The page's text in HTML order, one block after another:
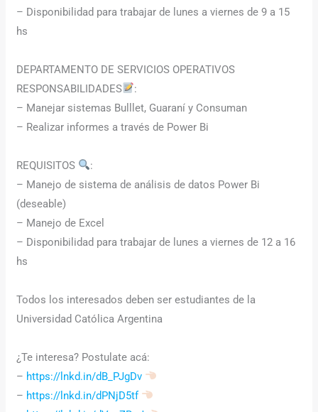
– Disponibilidad para trabajar de lunes a viernes de 9 a 15
hs
DEPARTAMENTO DE SERVICIOS OPERATIVOS
RESPONSABILIDADES
:
– Manejar sistemas Bulllet, Guaraní y Consuman
– Realizar informes a través de Power Bi
REQUISITOS
:
– Manejo de sistema de análisis de datos Power Bi
(deseable)
– Manejo de Excel
– Disponibilidad para trabajar de lunes a viernes de 12 a 16
hs
Todos los interesados deben ser estudiantes de la
Universidad Católica Argentina
¿Te interesa? Postulate acá:
– https://lnkd.in/dB_PJgDv
– https://lnkd.in/dPNjD5tf